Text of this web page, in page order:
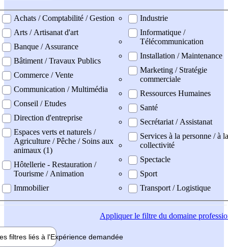
professionel
Achats / Comptabilité / Gestion
Arts / Artisanat d'art
Banque / Assurance
Bâtiment / Travaux Publics
Commerce / Vente
Communication / Multimédia
Conseil / Etudes
Direction d'entreprise
Espaces verts et naturels /
Agriculture / Pêche / Soins aux
animaux (1)
Hôtellerie - Restauration /
Tourisme / Animation
Immobilier
Industrie
Informatique /
Télécommunication
Installation / Maintenance
Marketing / Stratégie
commerciale
Ressources Humaines
Santé
Secrétariat / Assistanat
Services à la personne / à la
collectivité
Spectacle
Sport
Transport / Logistique
Appliquerle filtre du domaine
filtres liés à l'Expérience demandée